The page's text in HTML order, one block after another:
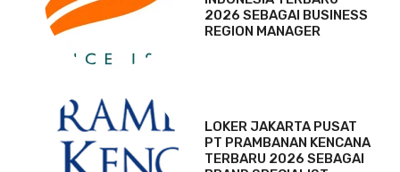
2026 SEBAGAI BUSINESS
REGION MANAGER
LOKER JAKARTA PUSAT
PT PRAMBANAN KENCANA
TERBARU 2026 SEBAGAI